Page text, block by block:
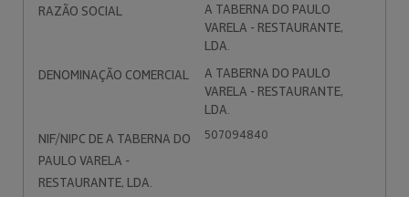
RAZÃO SOCIAL
A TABERNA DO PAULO
VARELA - RESTAURANTE,
LDA.
DENOMINAÇÃO COMERCIAL
A TABERNA DO PAULO
VARELA - RESTAURANTE,
LDA.
NIF/NIPC DE A TABERNA DO
PAULO VARELA -
RESTAURANTE, LDA.
507094840